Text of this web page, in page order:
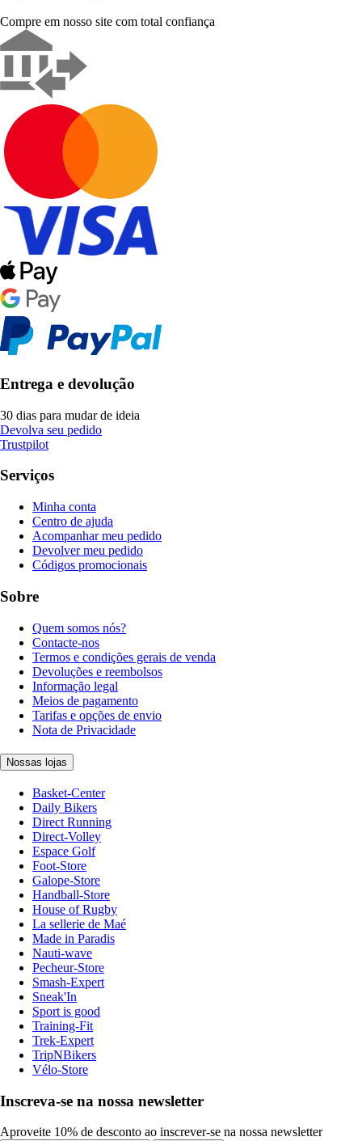
Compre em nosso site com total confiança
Entrega e devolução
30 dias para mudar de ideia
Devolva seu pedido
Trustpilot
Serviços
Minha conta
Centro de ajuda
Acompanhar meu pedido
Devolver meu pedido
Códigos promocionais
Sobre
Quem somos nós?
Contacte-nos
Termos e condições gerais de venda
Devoluções e reembolsos
Informação legal
Meios de pagamento
Tarifas e opções de envio
Nota de Privacidade
Nossas lojas
Basket-Center
Daily Bikers
Direct Running
Direct-Volley
Espace Golf
Foot-Store
Galope-Store
Handball-Store
House of Rugby
La sellerie de Maé
Made in Paradis
Nauti-wave
Pecheur-Store
Smash-Expert
Sneak'In
Sport is good
Training-Fit
Trek-Expert
TripNBikers
Vélo-Store
Inscreva-se na nossa newsletter
Aproveite 10% de desconto ao inscrever-se na nossa newsletter